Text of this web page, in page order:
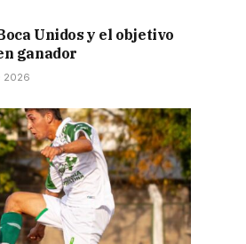
Unidos y el objetivo
ganador
2026